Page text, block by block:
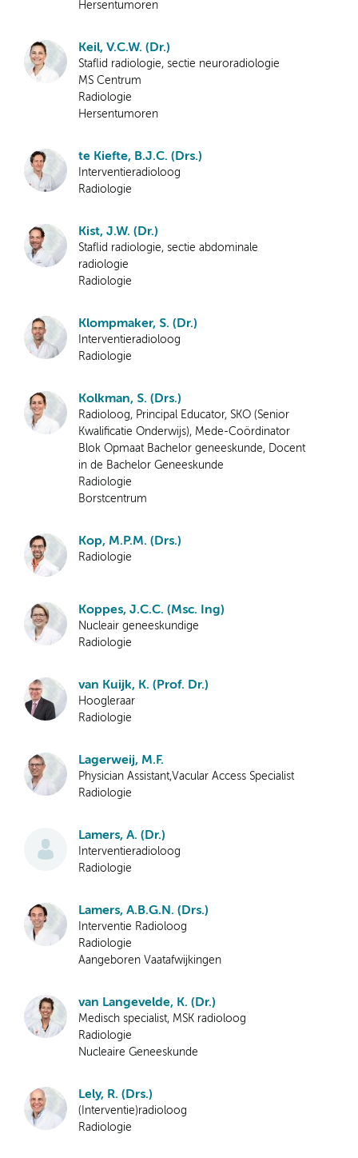
Hersentumoren
Keil, V.C.W. (Dr.)
Staflid radiologie, sectie neuroradiologie
MS Centrum
Radiologie
Hersentumoren
te Kiefte, B.J.C. (Drs.)
Interventieradioloog
Radiologie
Kist, J.W. (Dr.)
Staflid radiologie, sectie abdominale
radiologie
Radiologie
Klompmaker, S. (Dr.)
Interventieradioloog
Radiologie
Kolkman, S. (Drs.)
Radioloog, Principal Educator, SKO (Senior
Kwalificatie Onderwijs), Mede-Coördinator
Blok Opmaat Bachelor geneeskunde, Docent
in de Bachelor Geneeskunde
Radiologie
Borstcentrum
Kop, M.P.M. (Drs.)
Radiologie
Koppes, J.C.C. (Msc. Ing)
Nucleair geneeskundige
Radiologie
van Kuijk, K. (Prof. Dr.)
Hoogleraar
Radiologie
Lagerweij, M.F.
Physician Assistant,Vacular Access Specialist
Radiologie
Lamers, A. (Dr.)
Interventieradioloog
Radiologie
Lamers, A.B.G.N. (Drs.)
Interventie Radioloog
Radiologie
Aangeboren Vaatafwijkingen
van Langevelde, K. (Dr.)
Medisch specialist, MSK radioloog
Radiologie
Nucleaire Geneeskunde
Lely, R. (Drs.)
(Interventie)radioloog
Radiologie